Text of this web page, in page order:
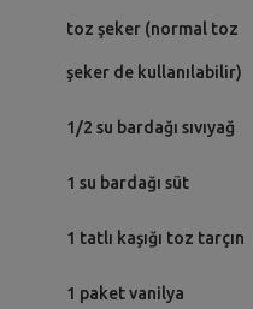
toz şeker (normal toz
şeker de kullanılabilir)
1/2 su bardağı sıvıyağ
1 su bardağı süt
1 tatlı kaşığı toz tarçın
1 paket vanilya